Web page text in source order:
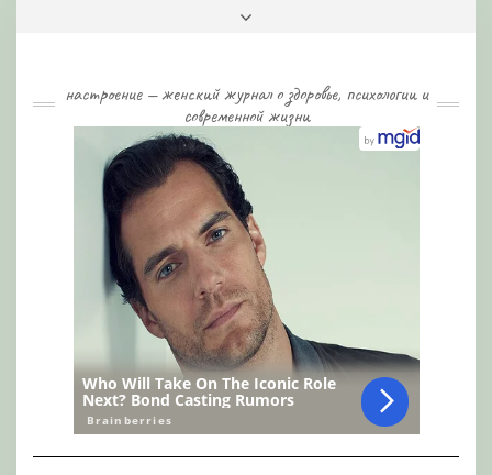
настроение — женский журнал о здоровье, психологии и
современной жизни